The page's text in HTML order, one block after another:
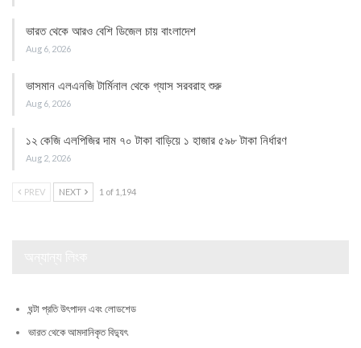
ভারত থেকে আরও বেশি ডিজেল চায় বাংলাদেশ
Aug 6, 2026
ভাসমান এলএনজি টার্মিনাল থেকে গ্যাস সরবরাহ শুরু
Aug 6, 2026
১২ কেজি এলপিজির দাম ৭০ টাকা বাড়িয়ে ১ হাজার ৫৯৮ টাকা নির্ধারণ
Aug 2, 2026
PREV NEXT 1 of 1,194
ঘন্টা প্রতি উৎপাদন এবং লোডশেড
ভারত থেকে আমদানিকৃত বিদ্যুৎ